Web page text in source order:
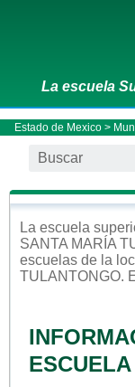
La escuela
Estado de Mexico>
La escuela
SANTA MARÍA
escuelas de la
TULANTONGO.
ESCUELA